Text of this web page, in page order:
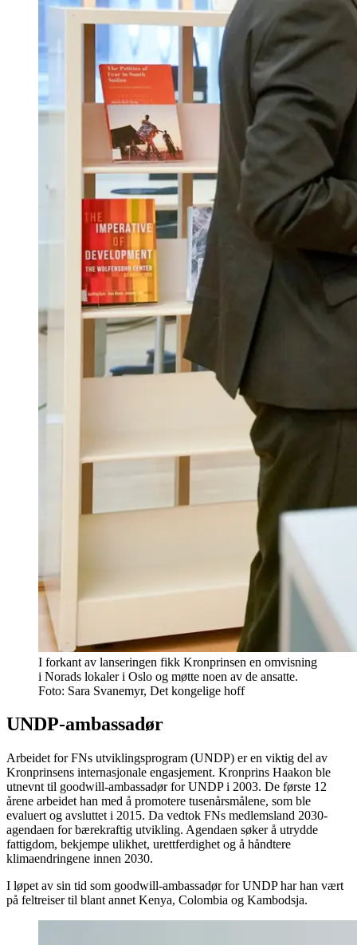
I forkant av lanseringen fikk Kronprinsen en omvisning
i Norads lokaler i Oslo og møtte noen av de ansatte.
Foto: Sara Svanemyr, Det kongelige hoff
UNDP-ambassadør
Arbeidet for FNs utviklingsprogram (UNDP) er en viktig del av
Kronprinsens internasjonale engasjement. Kronprins Haakon ble
utnevnt til goodwill-ambassadør for UNDP i 2003. De første 12
årene arbeidet han med å promotere tusenårsmålene, som ble
evaluert og avsluttet i 2015. Da vedtok FNs medlemsland 2030-
agendaen for bærekraftig utvikling. Agendaen søker å utrydde
fattigdom, bekjempe ulikhet, urettferdighet og å håndtere
klimaendringene innen 2030.
I løpet av sin tid som goodwill-ambassadør for UNDP har han vært
på feltreiser til blant annet Kenya, Colombia og Kambodsja.